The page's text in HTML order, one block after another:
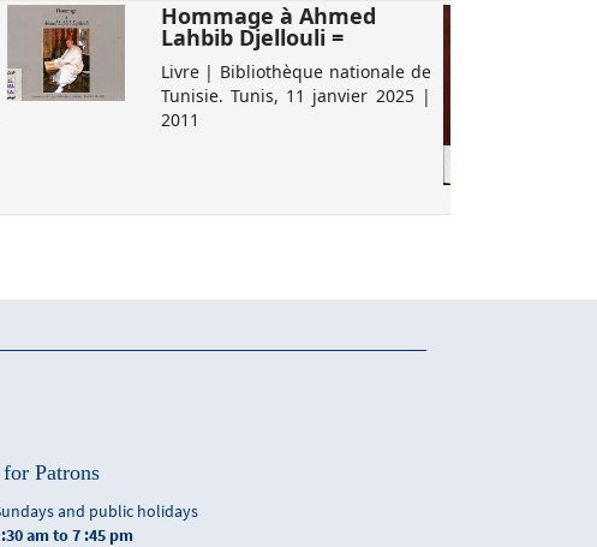
Hommage à Ahmed
Lahbib Djellouli =
Livre | Bibliothèque nationale de
Tunisie. Tunis, 11 janvier 2025 |
2011
Patrons
and public holidays
am to 7 :45 pm